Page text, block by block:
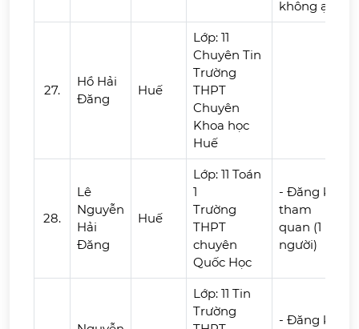
không ạ
27.
Hồ Hải
Đăng
Huế
Lớp: 11
Chuyên Tin
Trường
THPT
Chuyên
Khoa học
Huế
28.
Lê
Nguyễn
Hải
Đăng
Huế
Lớp: 11 Toán
1
Trường
THPT
chuyên
Quốc Học
- Đăng ký
tham
quan (1
người)
Lớp: 11 Tin
Trường
- Đăng ký